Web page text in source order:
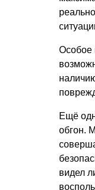
Особое
Ещё
обгон.
видел